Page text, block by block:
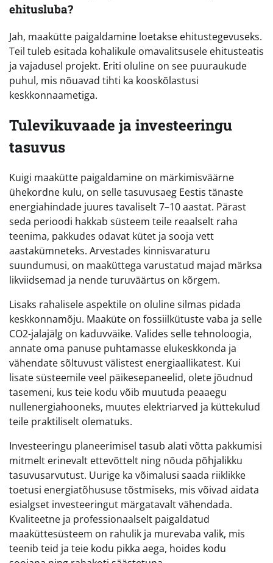
ehitusluba?
Jah, maakütte paigaldamine loetakse ehitustegevuseks.
Teil tuleb esitada kohalikule omavalitsusele ehitusteatis
ja vajadusel projekt. Eriti oluline on see puuraukude
puhul, mis nõuavad tihti ka kooskõlastusi
keskkonnaametiga.
Tulevikuvaade ja investeeringu
tasuvus
Kuigi maakütte paigaldamine on märkimisväärne
ühekordne kulu, on selle tasuvusaeg Eestis tänaste
energiahindade juures tavaliselt 7–10 aastat. Pärast
seda perioodi hakkab süsteem teile reaalselt raha
teenima, pakkudes odavat kütet ja sooja vett
aastakümneteks. Arvestades kinnisvaraturu
suundumusi, on maaküttega varustatud majad märksa
likviidsemad ja nende turuväärtus on kõrgem.
Lisaks rahalisele aspektile on oluline silmas pidada
keskkonnamõju. Maaküte on fossiilkütuste vaba ja selle
CO2-jalajälg on kaduvväike. Valides selle tehnoloogia,
annate oma panuse puhtamasse elukeskkonda ja
vähendate sõltuvust välistest energiaallikatest. Kui
lisate süsteemile veel päikesepaneelid, olete jõudnud
tasemeni, kus teie kodu võib muutuda peaaegu
nullenergiahooneks, muutes elektriarved ja küttekulud
teile praktiliselt olematuks.
Investeeringu planeerimisel tasub alati võtta pakkumisi
mitmelt erinevalt ettevõttelt ning nõuda põhjalikku
tasuvusarvutust. Uurige ka võimalusi saada riiklikke
toetusi energiatõhususe tõstmiseks, mis võivad aidata
esialgset investeeringut märgatavalt vähendada.
Kvaliteetne ja professionaalselt paigaldatud
maaküttesüsteem on rahulik ja murevaba valik, mis
teenib teid ja teie kodu pikka aega, hoides kodu